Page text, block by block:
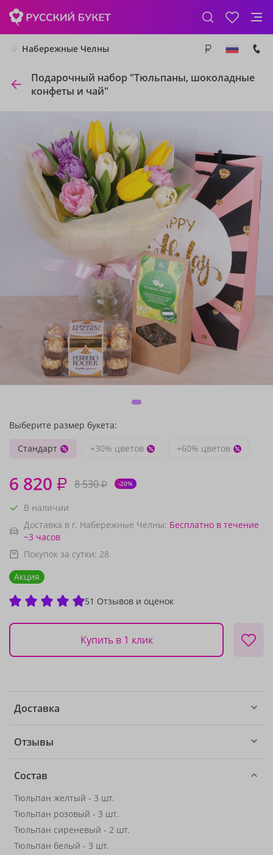
Набережные Челны
Подарочный набор "Тюльпаны, шоколадные
конфеты и чай"
Выберите размер букета:
Стандарт
+30% цветов +60% цветов
6 820 ₽ 8 530₽ -20%
В наличии
Доставка в г. Набережные Челны: Бесплатно в течение
~3 часов
Покупок за сутки: 28
Акция
51 Отзывов и оценок
Купить в 1 клик
Доставка
Отзывы
Состав
Тюльпан желтый - 3 шт.
Тюльпан розовый - 3 шт.
Тюльпан сиреневый - 2 шт.
Тюльпан белый - 3 шт.